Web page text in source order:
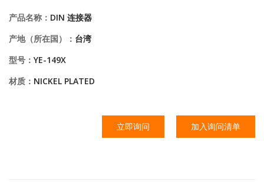
产品名称： DIN 连接器
产地（所在国）： 台湾
型号： YE-149X
材质： NICKEL PLATED
立即询问 加入询问清单